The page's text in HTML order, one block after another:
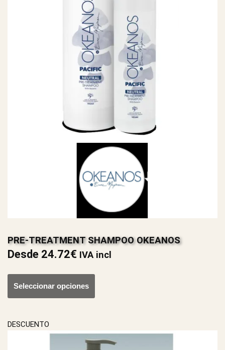
PRE-TREATMENT SHAMPOO OKEANOS
Desde 24.72€ IVA incl
Seleccionar opciones
DESCUENTO